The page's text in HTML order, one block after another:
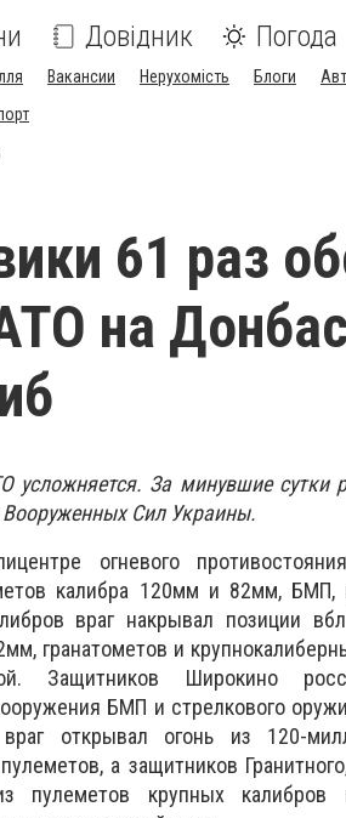
Довідник Погода
Вакансии Нерухомість Блоги
61 раз
на
усложняется. За минувшие сутки
Вооруженных Сил Украины.
огневого
калибра 120мм и 82мм, БМП,
враг накрывал позиции
гранатометов и
Широкино
БМП и стрелкового
открывал огонь из 120-
а защитников
пулеметов крупных калибров